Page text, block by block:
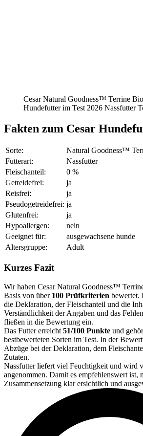
Cesar Natural Goodness™ Terrine
Hundefutter im Test 2026 Nassfutter
Fakten zum Cesar
Sorte:
Natural Goodness™
Futterart:
Nassfutter
Fleischanteil:
0 %
Getreidefrei:
ja
Reisfrei:
ja
Pseudogetreidefrei: ja
Glutenfrei:
ja
Hypoallergen:
nein
Geeignet für:
ausgewachsene hunde
Altersgruppe:
Adult
Kurzes Fazit
Wir haben Cesar Natural Goodness™
Basis von über 100 Prüfkriterien bewertet.
die Deklaration, der Fleischanteil und die
Verständlichkeit der Angaben und das
fließen in die Bewertung ein.
Das Futter erreicht 51/100 Punkte und
bestbewerteten Sorten im Test. In der
Abzüge bei der Deklaration, dem
Zutaten.
Nassfutter liefert viel Feuchtigkeit und wird
angenommen. Damit es empfehlenswert ist,
Zusammensetzung klar ersichtlich und